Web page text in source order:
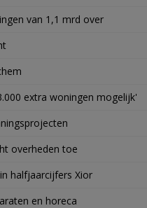
van 1,1 mrd over
extra woningen mogelijk'
overheden toe
halfjaarcijfers Xior
en horeca